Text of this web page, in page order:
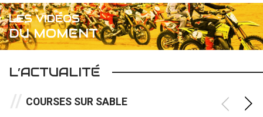
LES VIDÉOS
DU MOMENT
L’ACTUALITÉ
COURSES SUR SABLE